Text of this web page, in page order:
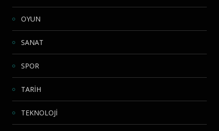
OYUN
SANAT
SPOR
TARİH
TEKNOLOJİ